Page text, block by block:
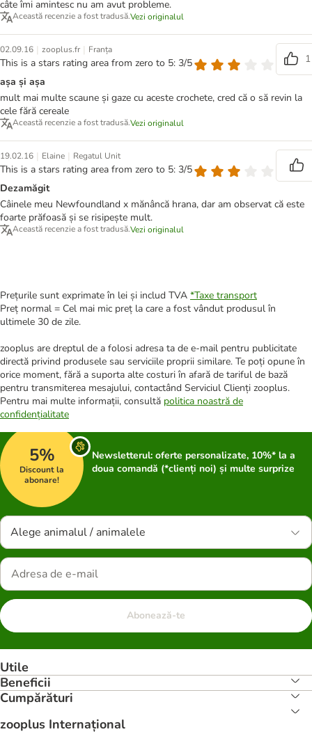
câte îmi amintesc nu am avut probleme.
Această recenzie a fost tradusă.Vezi originalul
02.09.16 | zooplus.fr | Franța
This is a stars rating area from zero to 5: 3/5
1
așa și așa
mult mai multe scaune și gaze cu aceste crochete, cred că o să revin la
cele fără cereale
Această recenzie a fost tradusă.Vezi originalul
19.02.16 | Elaine | Regatul Unit
This is a stars rating area from zero to 5: 3/5
Dezamăgit
Câinele meu Newfoundland x mănâncă hrana, dar am observat că este
foarte prăfoasă și se risipește mult.
Această recenzie a fost tradusă.Vezi originalul
Prețurile sunt exprimate în lei și includ TVA *Taxe transport
Preț normal = Cel mai mic preț la care a fost vândut produsul în
ultimele 30 de zile.
zooplus are dreptul de a folosi adresa ta de e-mail pentru publicitate
directă privind produsele sau serviciile proprii similare. Te poți opune în
orice moment, fără a suporta alte costuri în afară de tariful de bază
pentru transmiterea mesajului, contactând Serviciul Clienți zooplus.
Pentru mai multe informații, consultă politica noastră de
confidențialitate
5%
Discount la
abonare!
Newsletterul: oferte personalizate, 10%* la a
doua comandă (*clienți noi) și multe surprize
Alege animalul / animalele
Abonează-te
Utile
Beneficii
Cumpărături
zooplus Internațional